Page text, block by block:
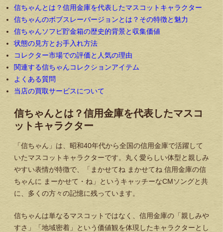
信ちゃんとは？信用金庫を代表したマスコットキャラクター
信ちゃんのボブスレーバージョンとは？その特徴と魅力
信ちゃんソフビ貯金箱の歴史的背景と収集価値
状態の見方とお手入れ方法
コレクター市場での評価と人気の理由
関連する信ちゃんコレクションアイテム
よくある質問
当店の買取サービスについて
信ちゃんとは？信用金庫を代表したマスコ
ットキャラクター
「信ちゃん」は、昭和40年代から全国の信用金庫で活躍して
いたマスコットキャラクターです。丸く愛らしい体型と親しみ
やすい表情が特徴で、「まかせてね まかせてね 信用金庫の信
ちゃんに まーかせて・ね」というキャッチーなCMソングと共
に、多くの方々の記憶に残っています。
信ちゃんは単なるマスコットではなく、信用金庫の「親しみや
すさ」「地域密着」という価値観を体現したキャラクターとし